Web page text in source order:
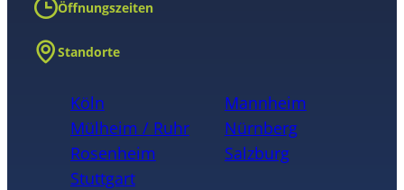
Öffnungszeiten
Standorte
Köln
Mannheim
Mülheim / Ruhr
Nürnberg
Rosenheim
Salzburg
Stuttgart